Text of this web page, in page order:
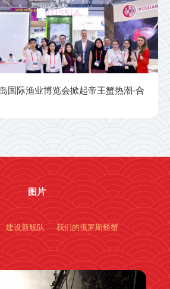
国际渔业博览会掀起帝王蟹热潮-合
图片
建设新舰队 我们的俄罗斯螃蟹